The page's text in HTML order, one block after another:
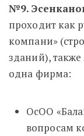
№9.
проходит как
компани»
зданий), также
одна фирма:
ОсОО
вопросам